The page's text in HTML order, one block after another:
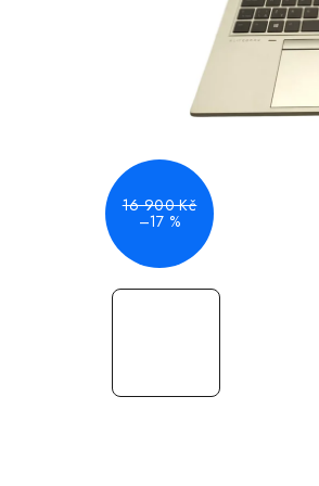
16 900 Kč
–17 %